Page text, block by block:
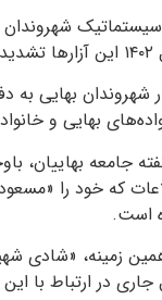
شهروندان بهایی
بهایی و
جامعه بهاییان،
که خود را
است.
زمینه، «شادی
در ارتباط با